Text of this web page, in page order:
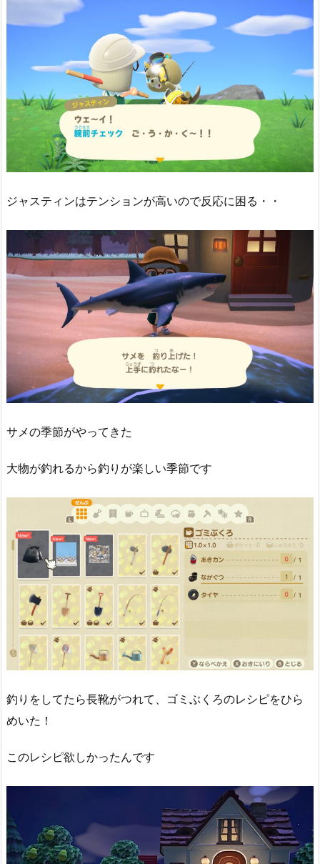
ジャスティンはテンションが高いので反応に困る・・
サメの季節がやってきた
大物が釣れるから釣りが楽しい季節です
釣りをしてたら長靴がつれて、ゴミぶくろのレシピをひら
めいた！
このレシピ欲しかったんです